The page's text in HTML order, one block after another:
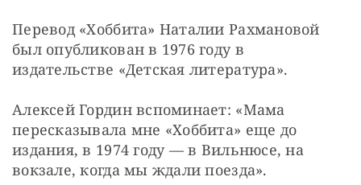
Перевод «Хоббита» Наталии Рахмановой
был опубликован в 1976 году в
издательстве «Детская литература».
Алексей Гордин вспоминает: «Мама
пересказывала мне «Хоббита» еще до
издания, в 1974 году — в Вильнюсе, на
вокзале, когда мы ждали поезда».